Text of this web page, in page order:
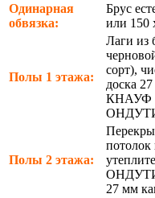
Одинарная
обвязка:
Брус
или 150
Полы 1 этажа:
Лаги из
сорт),
доска
КНАУФ
Полы 2 этажа:
потолок
27 мм